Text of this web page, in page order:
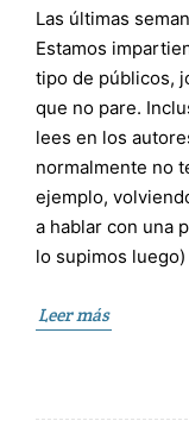
Las últimas
Estamos
tipo de públicos,
que no pare.
lees en los
normalmente no
ejemplo,
a hablar con una
lo supimos
Leer más